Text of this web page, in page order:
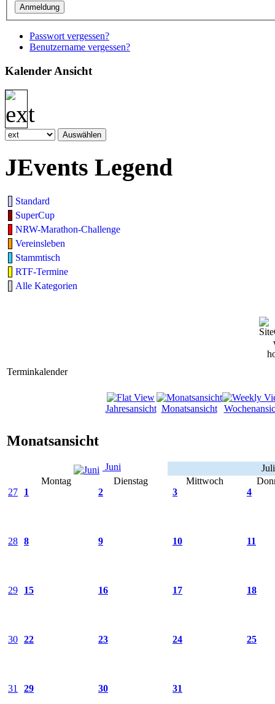
Passwort vergessen?
Benutzername vergessen?
Kalender Ansicht
JEvents Legend
Standard
SuperCup
NRW-Marathon-Challenge
Vereinsleben
Stammtisch
RTF-Termine
Alle Kategorien
Terminkalender
Jahresansicht Monatsansicht
Monatsansicht
Juni
Montag
Dienstag Mittwoch
27
1 2 3 4
28 8 9 10 11
29 15 16 17 18
30 22 23 24 25
31 29 30 31